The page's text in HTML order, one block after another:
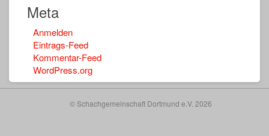
Meta
Anmelden
Eintrags-Feed
Kommentar-Feed
WordPress.org
© Schachgemeinschaft Dortmund e.V. 2026